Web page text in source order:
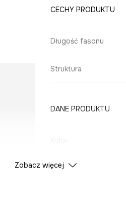
CECHY PRODUKTU
Długość fasonu
Struktura
DANE PRODUKTU
ID Produktu
Zobacz więcej